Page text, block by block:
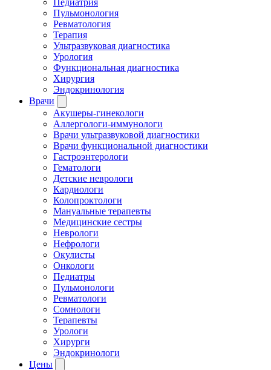
Пульмонология
Ревматология
Терапия
Ультразвуковая диагностика
Урология
Функциональная диагностика
Хирургия
Эндокринология
Врачи
Акушеры-гинекологи
Аллергологи-иммунологи
Врачи ультразвуковой диагностики
Врачи функциональной диагностики
Гастроэнтерологи
Гематологи
Детские неврологи
Кардиологи
Колопроктологи
Мануальные терапевты
Медицинские сестры
Неврологи
Нефрологи
Окулисты
Онкологи
Педиатры
Пульмонологи
Ревматологи
Сомнологи
Терапевты
Урологи
Хирурги
Эндокринологи
Цены